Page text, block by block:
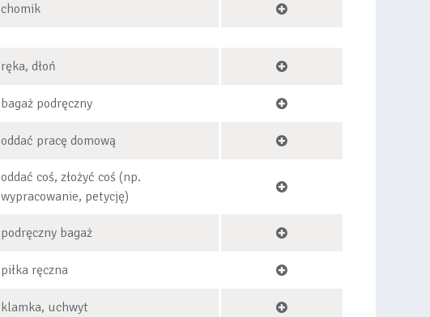
chomik
ręka, dłoń
bagaż podręczny
oddać pracę domową
oddać coś, złożyć coś (np.
wypracowanie, petycję)
podręczny bagaż
piłka ręczna
klamka, uchwyt